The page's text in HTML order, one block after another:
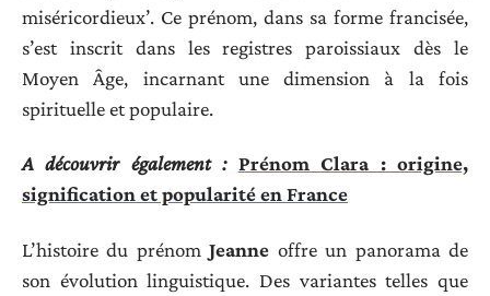
miséricordieux’. Ce prénom, dans sa forme francisée,
s’est inscrit dans les registres paroissiaux dès le
Moyen Âge, incarnant une dimension à la fois
spirituelle et populaire.
A découvrir également : Prénom Clara : origine,
signification et popularité en France
L’histoire du prénomJeanne offre un panorama de
son évolution linguistique. Des variantes telles que